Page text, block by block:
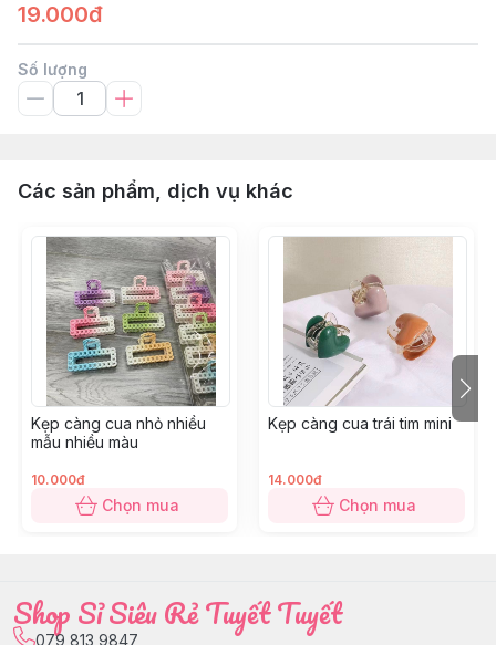
19.000đ
Số lượng
Các sản phẩm, dịch vụ khác
Kẹp càng cua nhỏ nhiều
mẫu nhiều màu
10.000đ
Chọn mua
Kẹp càng cua trái tim mini
14.000đ
Chọn mua
Shop Sỉ Siêu Rẻ Tuyết Tuyết
079 813 9847